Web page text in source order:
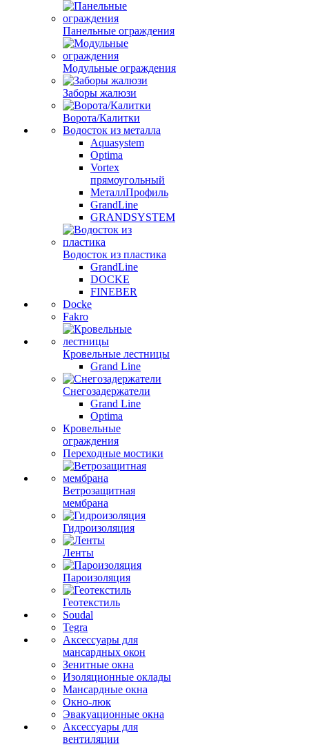
Панельные ограждения
Модульные ограждения
Заборы жалюзи
Ворота/Калитки
Водосток из металла
Aquasystem
Optima
Vortex
прямоугольный
МеталлПрофиль
GrandLine
GRANDSYSTEM
Водосток из пластика
GrandLine
DOCKE
FINEBER
Docke
Fakro
Кровельные лестницы
Grand Line
Снегозадержатели
Grand Line
Optima
Кровельные
ограждения
Переходные мостики
Ветрозащитная
мембрана
Гидроизоляция
Ленты
Пароизоляция
Геотекстиль
Soudal
Tegra
Аксессуары для
мансардных окон
Зенитные окна
Изоляционные оклады
Мансардные окна
Окно-люк
Эвакуационные окна
Аксессуары для
вентиляции